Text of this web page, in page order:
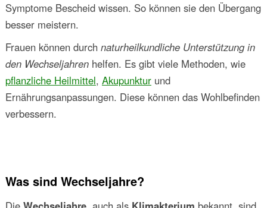
Symptome Bescheid wissen. So können sie den Übergang
besser meistern.
Frauen können durch naturheilkundliche Unterstützung in
den Wechseljahrenhelfen. Es gibt viele Methoden, wie
pflanzliche Heilmittel, Akupunkturund
Ernährungsanpassungen. Diese können das Wohlbefinden
verbessern.
Was sind Wechseljahre?